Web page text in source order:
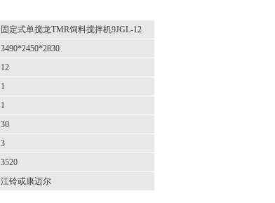
固定式单搅龙TMR饲料搅拌机9JGL-12
3490*2450*2830
12
1
1
30
3
3520
江铃或康迈尔